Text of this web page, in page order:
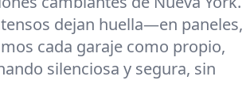
dejan huella—en paneles,
cada garaje como propio,
silenciosa y segura, sin